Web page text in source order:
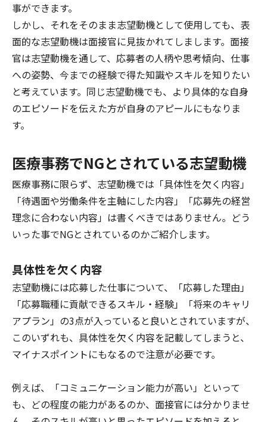
事ができます。
しかし、それをそのまま志望動機として使用しても、表
面的な志望動機は面接官に見抜かれてしまします。面接
官は志望動機を通して、応募者の人柄や思考傾向、仕事
への姿勢、今までの経験で得た知識やスキルを知りたい
と考えています。同じ志望動機でも、より具体的な自身
のエピソードを伝えた方が自身のアピールにもなりま
す。
医療事務でNGとされている志望動機
医療事務に限らず、志望動機では「具体性を欠く内容」
「待遇面や労働条件を主軸にした内容」「応募先の経営
理念に合わない内容」は書くべきではありません。どう
いった事でNGとされているのかご紹介します。
具体性を欠く内容
志望動機には応募した仕事について、「応募した理由」
「応募職種に貢献できるスキル・経験」「将来のキャリ
アプラン」の3点が入っていると良いとされていますが、
このいずれも、 具体性を欠く内容を記載してしまうと、
マイナスポイントにもなるので注意が必要です。
例えば、「コミュニケーション能力が高い」といって
も、どの程度の能力があるのか、面接官には分かりませ